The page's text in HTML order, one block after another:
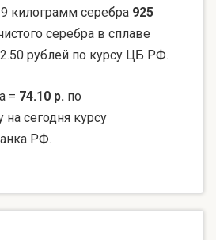
килограмм серебра 925
серебра в сплаве
рублей по курсу ЦБ РФ.
= 74.10 р. по
сегодня курсу
РФ.